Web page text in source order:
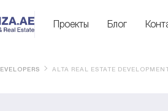
Проекты Блог
ALTA REAL ESTATE